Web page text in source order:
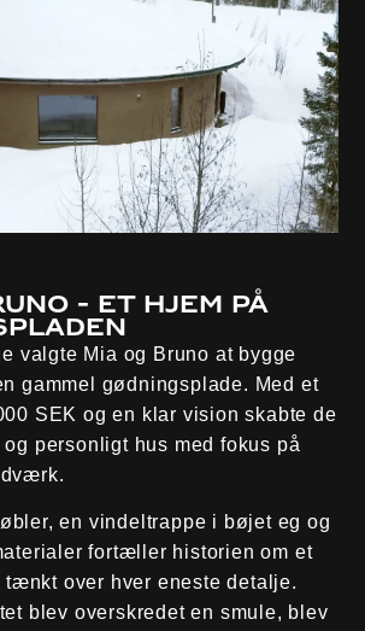
- Et hjem på
valgte Mia og Bruno at bygge
gammel gødningsplade. Med et
SEK og en klar vision skabte de
personligt hus med fokus på
en vindeltrappe i bøjet eg og
fortæller historien om et
tænkt over hver eneste detalje.
blev overskredet en smule, blev